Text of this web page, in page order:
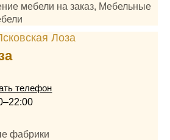
мебели на заказ, Мебельные
телефон
фабрики